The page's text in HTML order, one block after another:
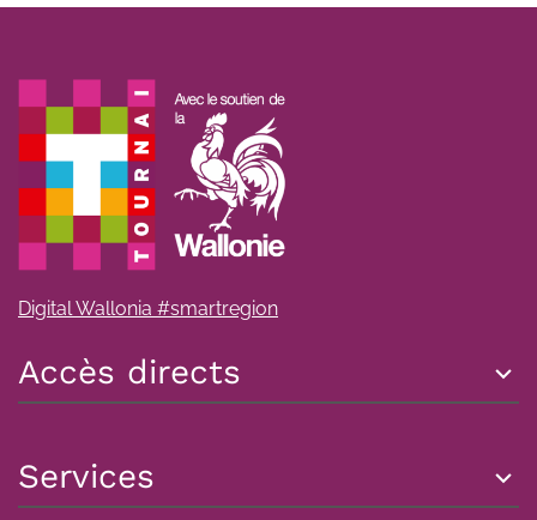
Digital Wallonia #smartregion
Accès directs
Services